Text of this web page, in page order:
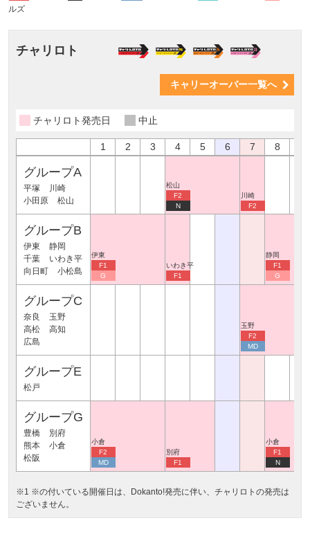
ルズ
チャリロト
キャリーオーバー一覧へ
チャリロト発売日 中止
1 2 3 4 5 6 7 8
グループA
平塚
川崎
小田原
松山
松山
F2
N
川崎
F2
グループB
伊東
静岡
千葉
いわき平
向日町
小松島
伊東
F1
G
いわき平
F1
静岡
F1
G
グループC
奈良
玉野
高松
高知
広島
玉野
F2
MD
グループE
松戸
グループG
豊橋
別府
熊本
小倉
松阪
小倉
F2
MD
別府
F1
小倉
F1
N
※1 ※の付いている開催日は、Dokanto!発売に伴い、チャリロトの発売は
ございません。